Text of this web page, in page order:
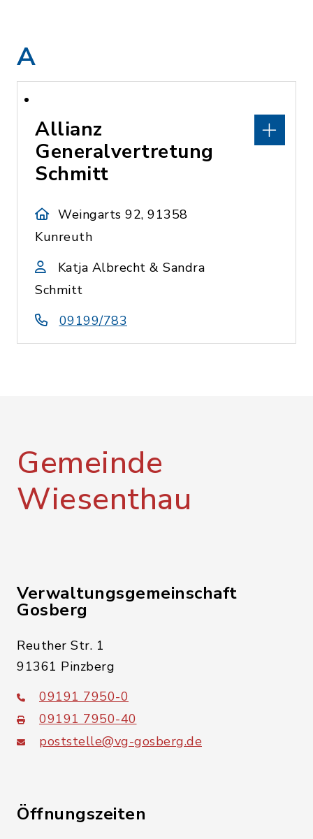
A
Allianz
Generalvertretung
Schmitt
Weingarts 92, 91358
Kunreuth
Katja Albrecht & Sandra
Schmitt
09199/783
Gemeinde
Wiesenthau
Verwaltungsgemeinschaft
Gosberg
Reuther Str. 1
91361 Pinzberg
09191 7950-0
09191 7950-40
poststelle@vg-gosberg.de
Öffnungszeiten